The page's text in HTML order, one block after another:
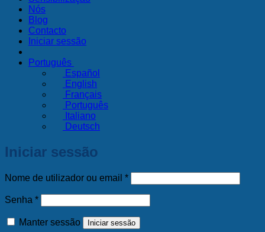
Nós
Blog
Contacto
Iniciar sessão
Português
Español
English
Français
Português
Italiano
Deutsch
Iniciar sessão
Nome de utilizador ou email *Obrigatório
Senha *Obrigatório
Manter sessão Iniciar sessão